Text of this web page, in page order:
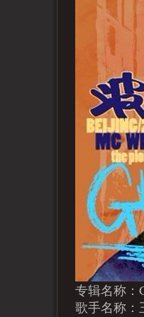
专辑名称：
歌手名称：